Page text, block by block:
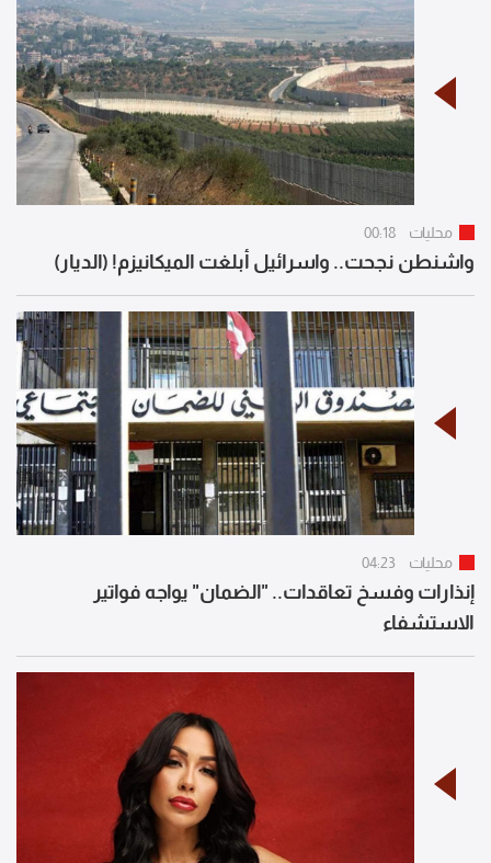
محليات 00:18
واشنطن نجحت.. واسرائيل أبلغت الميكانيزم! (الديار)
محليات 04:23
إنذارات وفسخ تعاقدات.. "الضمان" يواجه فواتير
الاستشفاء